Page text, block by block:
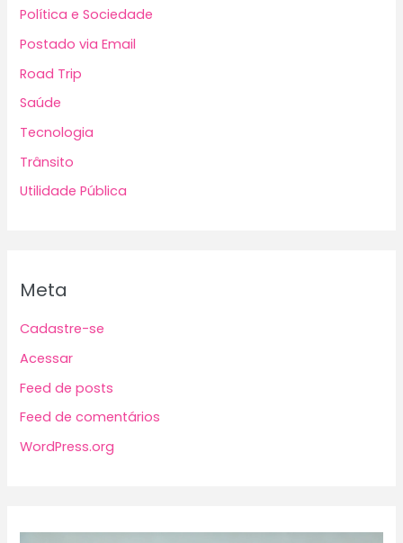
Política e Sociedade
Postado via Email
Road Trip
Saúde
Tecnologia
Trânsito
Utilidade Pública
Meta
Cadastre-se
Acessar
Feed de posts
Feed de comentários
WordPress.org